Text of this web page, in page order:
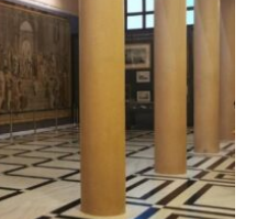
εκδ. Βακχικόν
έργο «Η Παράσταση»
Δωδώνη
να βρείτε εύκολα στα
αλλά και μαζί